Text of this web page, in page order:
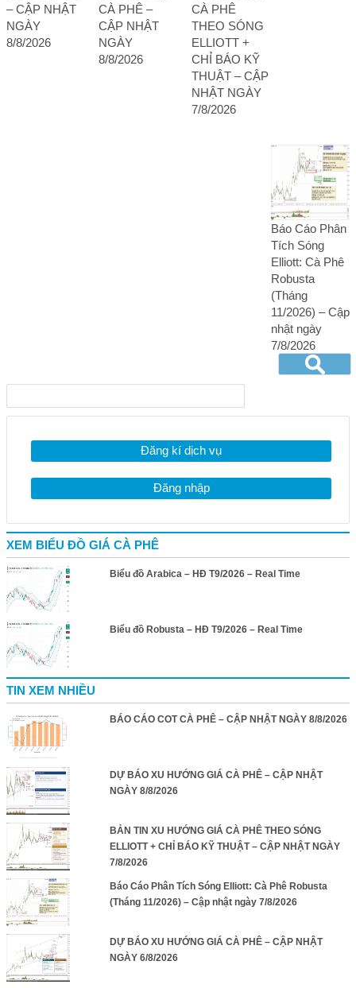
– CẬP NHẬT
NGÀY
8/8/2026
CÀ PHÊ –
CẬP NHẬT
NGÀY
8/8/2026
CÀ PHÊ
THEO SÓNG
ELLIOTT +
CHỈ BÁO KỸ
THUẬT – CẬP
NHẬT NGÀY
7/8/2026
Báo Cáo Phân
Tích Sóng
Elliott: Cà Phê
Robusta
(Tháng
11/2026) – Cập
nhật ngày
7/8/2026
Đăng kí dịch vụ
Đăng nhập
XEM BIỂU ĐỒ GIÁ CÀ PHÊ
Biểu đồ Arabica – HĐ T9/2026 – Real Time
Biểu đồ Robusta – HĐ T9/2026 – Real Time
TIN XEM NHIỀU
BÁO CÁO COT CÀ PHÊ – CẬP NHẬT NGÀY 8/8/2026
DỰ BÁO XU HƯỚNG GIÁ CÀ PHÊ – CẬP NHẬT
NGÀY 8/8/2026
BẢN TIN XU HƯỚNG GIÁ CÀ PHÊ THEO SÓNG
ELLIOTT + CHỈ BÁO KỸ THUẬT – CẬP NHẬT NGÀY
7/8/2026
Báo Cáo Phân Tích Sóng Elliott: Cà Phê Robusta
(Tháng 11/2026) – Cập nhật ngày 7/8/2026
DỰ BÁO XU HƯỚNG GIÁ CÀ PHÊ – CẬP NHẬT
NGÀY 6/8/2026